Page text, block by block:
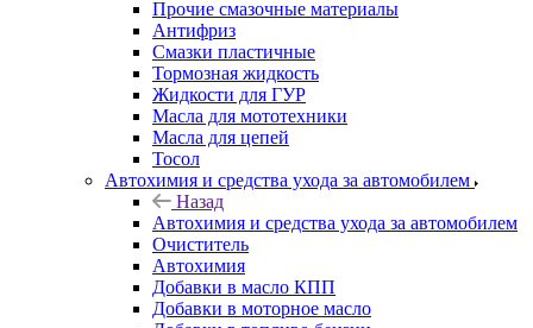
Прочие смазочные материалы
Антифриз
Смазки пластичные
Тормозная жидкость
Жидкости для ГУР
Масла для мототехники
Масла для цепей
Тосол
Автохимия и средства ухода за автомобилем
Назад
Автохимия и средства ухода за автомобилем
Очиститель
Автохимия
Добавки в масло КПП
Добавки в моторное масло